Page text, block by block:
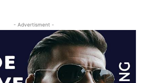
- Advertisment -